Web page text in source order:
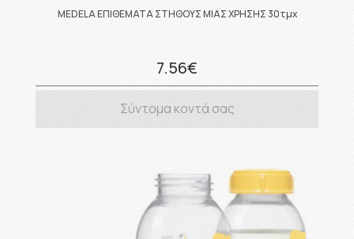
MEDELA ΕΠΙΘΕΜΑΤΑ ΣΤΗΘΟΥΣ ΜΙΑΣ ΧΡΗΣΗΣ 30τμχ
7.56€
Σύντομα κοντά σας